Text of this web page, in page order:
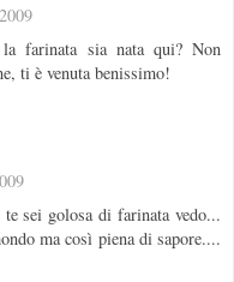
farinata sia nata qui? Non
ti è venuta benissimo!
sei golosa di farinata vedo...
ma così piena di sapore....